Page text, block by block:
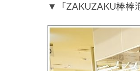
▼「ZAKUZAKU棒棒